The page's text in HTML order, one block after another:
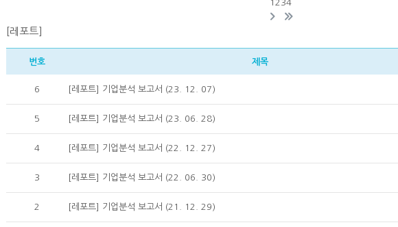
1 2 34
[레포트]
번호 제목
6 [레포트] 기업분석 보고서 (23. 12. 07)
5 [레포트] 기업분석 보고서 (23. 06. 28)
4 [레포트] 기업분석 보고서 (22. 12. 27)
3 [레포트] 기업분석 보고서 (22. 06. 30)
2 [레포트] 기업분석 보고서 (21. 12. 29)